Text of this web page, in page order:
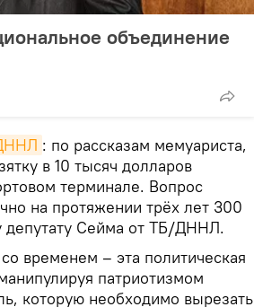
объединение
: по рассказам мемуариста,
в 10 тысяч долларов
терминале. Вопрос
на протяжении трёх лет 300
депутату Сейма от ТБ/ДННЛ.
временем – эта политическая
патриотизмом
которую необходимо вырезать